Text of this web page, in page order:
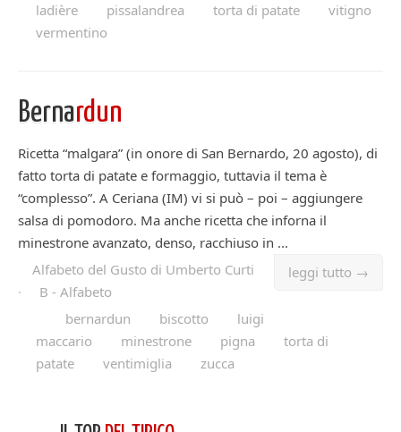
ladière
pissalandrea torta di patate
vitigno
vermentino
Bernardun
Ricetta “malgara” (in onore di San Bernardo, 20 agosto), di
fatto torta di patate e formaggio, tuttavia il tema è
“complesso”. A Ceriana (IM) vi si può – poi – aggiungere
salsa di pomodoro. Ma anche ricetta che inforna il
minestrone avanzato, denso, racchiuso in ...
leggi tutto →
Alfabeto del Gusto di Umberto Curti
·
B - Alfabeto
bernardun
biscotto
luigi
maccario
minestrone pigna
torta di
patate
ventimiglia zucca